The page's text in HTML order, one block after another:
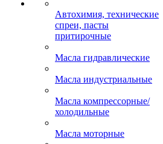
Огнеупорные смеси,
глина, порошок
спреи, пасты
Масла гидравлические
Масла индустриальные